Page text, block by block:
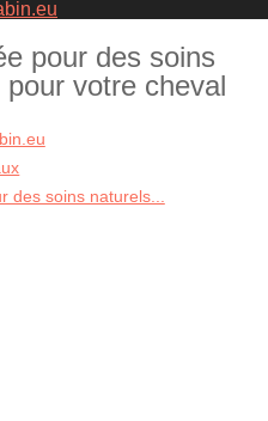
pour des soins
votre cheval
des soins naturels...